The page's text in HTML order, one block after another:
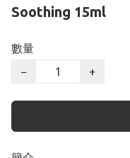
Soothing 15ml
數量
−
+